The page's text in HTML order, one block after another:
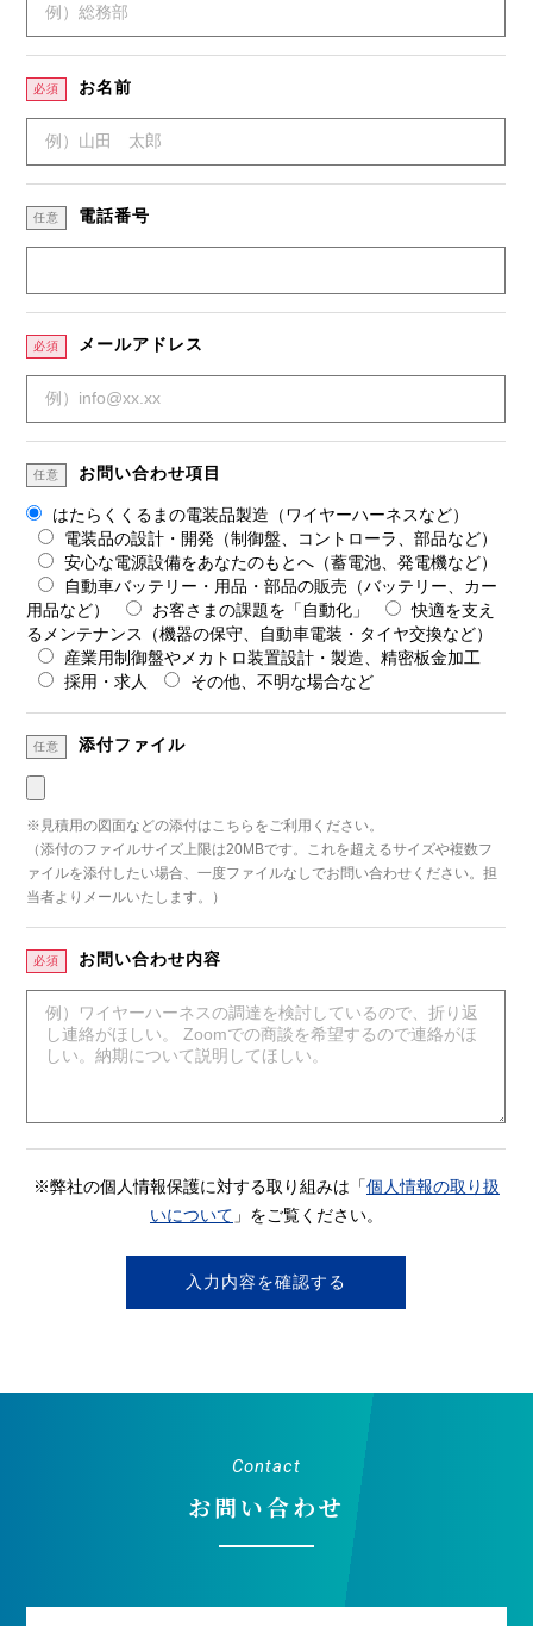
必須 お名前
任意 電話番号
必須 メールアドレス
任意 お問い合わせ項目
はたらくくるまの電装品製造（ワイヤーハーネスなど）
電装品の設計・開発（制御盤、コントローラ、部品など）
安⼼な電源設備をあなたのもとへ（蓄電池、発電機など）
⾃動⾞バッテリー・⽤品・部品の販売（バッテリー、カー
用品など）
お客さまの課題を「自動化」
快適を⽀え
るメンテナンス（機器の保守、自動車電装・タイヤ交換など）
産業用制御盤やメカトロ装置設計・製造、精密板金加工
採用・求人
その他、不明な場合など
任意 添付ファイル
※見積用の図面などの添付はこちらをご利用ください。
（添付のファイルサイズ上限は20MBです。これを超えるサイズや複数フ
ァイルを添付したい場合、一度ファイルなしでお問い合わせください。担
当者よりメールいたします。）
必須 お問い合わせ内容
※弊社の個人情報保護に対する取り組みは「 個人情報の取り扱
いについて 」をご覧ください。
Contact
お問い合わせ